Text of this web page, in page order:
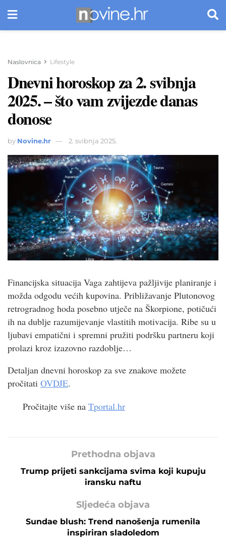
Naslovnica Lifestyle
Dnevni horoskop za 2. svibnja
2025. – što vam zvijezde danas
donose
by Novine.hr 2. svibnja 2025.
Financijska situacija Vaga zahtijeva pažljivije planiranje i
možda odgodu većih kupovina. Približavanje Plutonovog
retrogradnog hoda posebno utječe na Škorpione, potičući
ih na dublje razumijevanje vlastitih motivacija. Ribe su u
ljubavi empatični i spremni pružiti podršku partneru koji
prolazi kroz izazovno razdoblje…
Detaljan dnevni horoskop za sve znakove možete
pročitati OVDJE.
Pročitajte više na Tportal.hr
Prethodna objava
Trump prijeti sankcijama svima koji kupuju
iransku naftu
Sljedeća objava
Sundae blush: Trend nanošenja rumenila
inspiriran sladoledom